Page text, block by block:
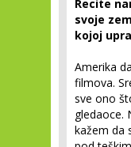
Recite
svoje
kojoj
Amerika
filmova.
sve ono
gledaoce.
kažem da